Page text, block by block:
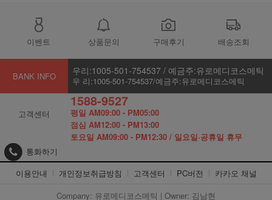
이벤트 상품문의 구매후기 배송조회
BANK INFO 우리:1005-501-754537 / 예금주:유로메디코스메틱
우 리:1005-501-754537/예금주:유로메디코스메틱
고객센터
1588-9527
평일 AM09:00 - PM05:00
점심 AM12:00 - PM13:00
토요일 AM09:00 - PM12:30 / 일요일·공휴일 휴무
통화하기
이용안내
개인정보취급방침 고객센터 PC버전
카카오 채널
Company: 유로메디코스메틱 | Owner: 김남현